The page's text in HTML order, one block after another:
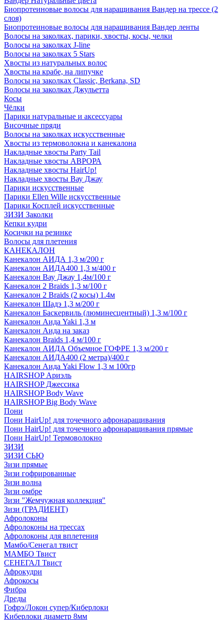
Биопротеиновые волосы для наращивания Вандер на трессе (2
слоя)
Биопротеиновые волосы для наращивания Вандер ленты
Волосы на заколках, парики, хвосты, косы, челки
Волосы на заколках J-line
Волосы на заколках 5 Stars
Хвосты из натуральных волос
Хвосты на крабе, на липучке
Волосы на заколках Classic, Berkana, SD
Волосы на заколках Джульетта
Косы
Чёлки
Парики натуральные и аксессуары
Височные пряди
Волосы на заколках искусственные
Хвосты из термоволокна и канекалона
Накладные хвосты Party Tail
Накладные хвосты АВРОРА
Накладные хвосты HairUp!
Накладные хвосты Вау Джау
Парики искусственные
Парики Ellen Wille искусственные
Парики Косплей искусственные
ЗИЗИ Заколки
Кепки кудри
Косички на резинке
Волосы для плетения
КАНЕКАЛОН
Канекалон АИДА 1,3 м/200 г
Канекалон АИДА400 1,3 м/400 г
Канекалон Вау Джау 1,4м/100 г
Канекалон 2 Braids 1,3 м/100 г
Канекалон 2 Braids (2 косы) 1.4м
Канекалон Шадэ 1,3 м/200 г
Канекалон Баскервиль (люминесцентный) 1,3 м/100 г
Канекалон Аида Yaki 1,3 м
Канекалон Аида на заказ
Канекалон Braids 1,4 м/100 г
Канекалон АИДА Объемное ГОФРЕ 1,3 м/200 г
Канекалон АИДА400 (2 метра)/400 г
Канекалон Аида Yaki Flow 1,3 м 100гр
HAIRSHOP Ариэль
HAIRSHOP Джессика
HAIRSHOP Body Wave
HAIRSHOP Big Body Wave
Пони
Пони HairUp! для точечного афронаращивания
Пони HairUp! для точечного афронаращивания прямые
Пони HairUp! Термоволокно
ЗИЗИ
ЗИЗИ СЬЮ
Зизи прямые
Зизи гофрированные
Зизи волна
Зизи омбре
Зизи "Жемчужная коллекция"
Зизи (ГРАДИЕНТ)
Афролоконы
Афролоконы на трессах
Афролоконы для вплетения
Мамбо/Сенегал твист
МАМБО Твист
СЕНЕГАЛ Твист
Афрокудри
Афрокосы
Фибра
Дреды
Гофрэ/Локон супер/Киберлоки
Киберлоки диаметр 8мм